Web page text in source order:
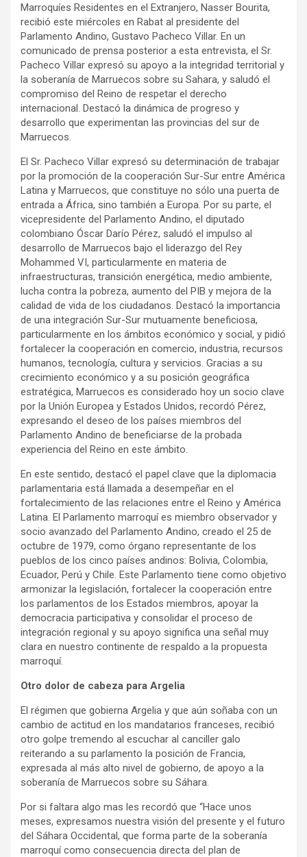
Marroquíes Residentes en el Extranjero, Nasser Bourita,
recibió este miércoles en Rabat al presidente del
Parlamento Andino, Gustavo Pacheco Villar. En un
comunicado de prensa posterior a esta entrevista, el Sr.
Pacheco Villar expresó su apoyo a la integridad territorial y
la soberanía de Marruecos sobre su Sahara, y saludó el
compromiso del Reino de respetar el derecho
internacional. Destacó la dinámica de progreso y
desarrollo que experimentan las provincias del sur de
Marruecos.
El Sr. Pacheco Villar expresó su determinación de trabajar
por la promoción de la cooperación Sur-Sur entre América
Latina y Marruecos, que constituye no sólo una puerta de
entrada a África, sino también a Europa. Por su parte, el
vicepresidente del Parlamento Andino, el diputado
colombiano Óscar Darío Pérez, saludó el impulso al
desarrollo de Marruecos bajo el liderazgo del Rey
Mohammed VI, particularmente en materia de
infraestructuras, transición energética, medio ambiente,
lucha contra la pobreza, aumento del PIB y mejora de la
calidad de vida de los ciudadanos. Destacó la importancia
de una integración Sur-Sur mutuamente beneficiosa,
particularmente en los ámbitos económico y social, y pidió
fortalecer la cooperación en comercio, industria, recursos
humanos, tecnología, cultura y servicios. Gracias a su
crecimiento económico y a su posición geográfica
estratégica, Marruecos es considerado hoy un socio clave
por la Unión Europea y Estados Unidos, recordó Pérez,
expresando el deseo de los países miembros del
Parlamento Andino de beneficiarse de la probada
experiencia del Reino en este ámbito.
En este sentido, destacó el papel clave que la diplomacia
parlamentaria está llamada a desempeñar en el
fortalecimiento de las relaciones entre el Reino y América
Latina. El Parlamento marroquí es miembro observador y
socio avanzado del Parlamento Andino, creado el 25 de
octubre de 1979, como órgano representante de los
pueblos de los cinco países andinos: Bolivia, Colombia,
Ecuador, Perú y Chile. Este Parlamento tiene como objetivo
armonizar la legislación, fortalecer la cooperación entre
los parlamentos de los Estados miembros, apoyar la
democracia participativa y consolidar el proceso de
integración regional y su apoyo significa una señal muy
clara en nuestro continente de respaldo a la propuesta
marroquí.
Otro dolor de cabeza para Argelia
El régimen que gobierna Argelia y que aún soñaba con un
cambio de actitud en los mandatarios franceses, recibió
otro golpe tremendo al escuchar al canciller galo
reiterando a su parlamento la posición de Francia,
expresada al más alto nivel de gobierno, de apoyo a la
soberanía de Marruecos sobre su Sáhara.
Por si faltara algo mas les recordó que “Hace unos
meses, expresamos nuestra visión del presente y el futuro
del Sáhara Occidental, que forma parte de la soberanía
marroquí como consecuencia directa del plan de